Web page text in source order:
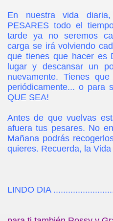
En nuestra vida
PESARES todo el
tarde ya no seremos
carga se irá volviendo
que tienes que hacer es
lugar y descansar un
nuevamente. Tienes
periódicamente... o para
QUE SEA!
Antes de que vuelvas
afuera tus pesares. No
Mañana podrás
quieres. Recuerda, la Vida
LINDO DIA
del Ser Humano